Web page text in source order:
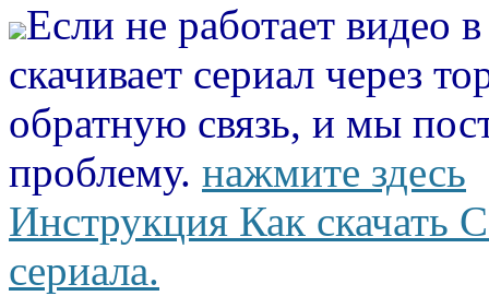
Если не работает видео
скачивает сериал через
обратную связь, и мы
проблему. нажмите здесь
Инструкция Как скачать
сериала.